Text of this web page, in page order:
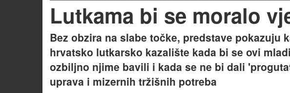
Lutkama bi se moralo
Bez obzira na slabe točke, predstave pokazuju
hrvatsko lutkarsko kazalište kada bi se ovi
ozbiljno njime bavili i kada se ne bi dali
uprava i mizernih tržišnih potreba